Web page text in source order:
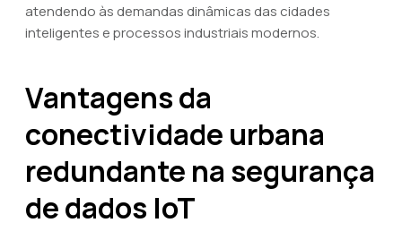
atendendo às demandas dinâmicas das cidades
inteligentes e processos industriais modernos.
Vantagens da
conectividade urbana
redundante na segurança
de dados IoT